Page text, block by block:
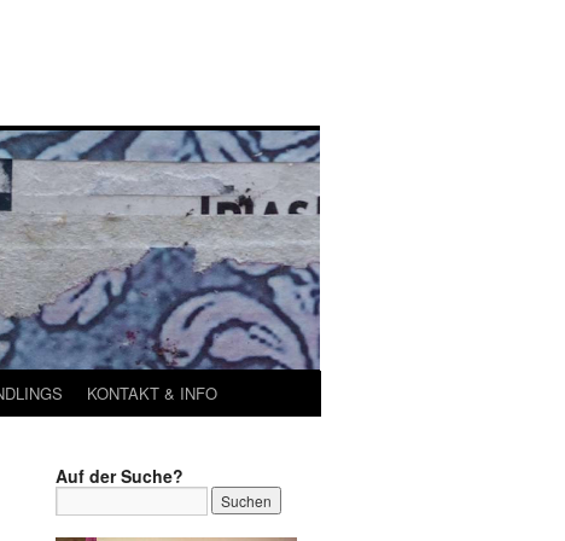
KONTAKT & INFO
Auf der Suche?